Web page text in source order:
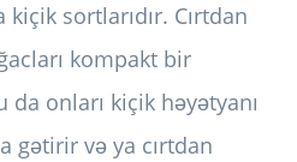
kiçik sortlarıdır. Cırtdan
kompakt bir
onları kiçik həyətyanı
gətirir və ya cırtdan